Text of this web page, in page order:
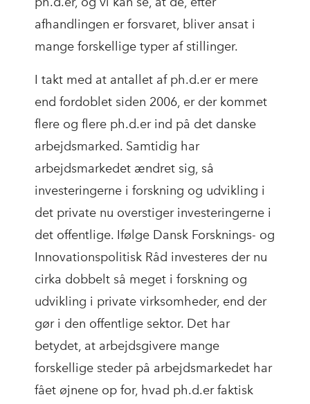
afhandlingen er forsvaret, bliver ansat i
mange forskellige typer af stillinger.
I takt med at antallet af ph.d.er er mere
end fordoblet siden 2006, er der kommet
flere og flere ph.d.er ind på det danske
arbejdsmarked. Samtidig har
arbejdsmarkedet ændret sig, så
investeringerne i forskning og udvikling i
det private nu overstiger investeringerne i
det offentlige. Ifølge Dansk Forsknings- og
Innovationspolitisk Råd investeres der nu
cirka dobbelt så meget i forskning og
udvikling i private virksomheder, end der
gør i den offentlige sektor. Det har
betydet, at arbejdsgivere mange
forskellige steder på arbejdsmarkedet har
fået øjnene op for, hvad ph.d.er faktisk